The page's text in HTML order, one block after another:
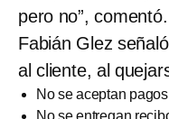
pero no”, comentó.
Fabián Glez
al cliente, al
No se aceptan
No se entregan